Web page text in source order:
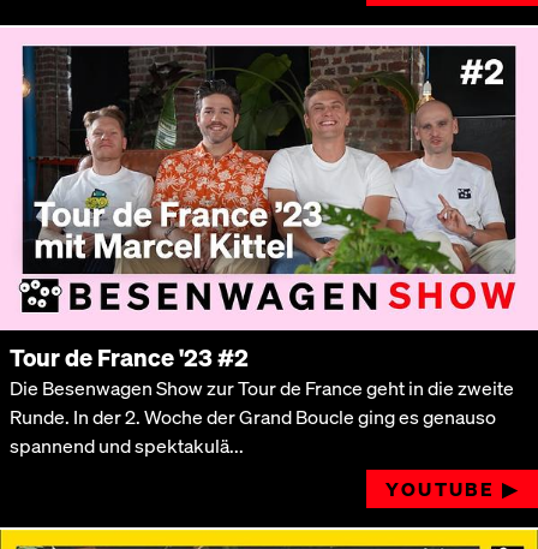
Tour de France '23 #2
Die Besenwagen Show zur Tour de France geht in die zweite
Runde. In der 2. Woche der Grand Boucle ging es genauso
spannend und spektakulä...
YOUTUBE ▶︎